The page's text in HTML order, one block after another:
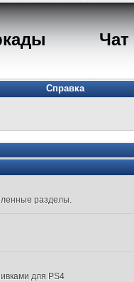
Чат
Справка
разделы.
для PS4